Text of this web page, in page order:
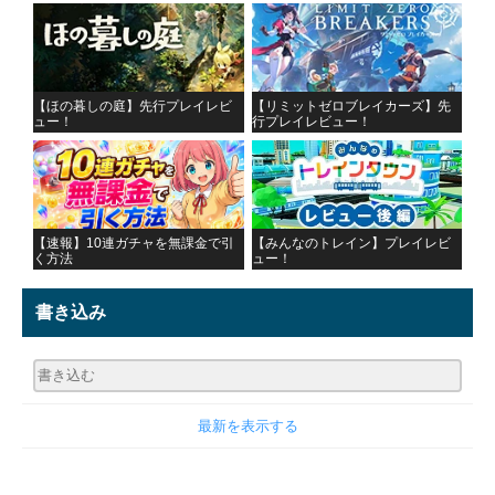
【ほの暮しの庭】先行プレイレビ
ュー！
【リミットゼロブレイカーズ】先
行プレイレビュー！
【速報】10連ガチャを無課金で引
く方法
【みんなのトレイン】プレイレビ
ュー！
書き込み
最新を表示する